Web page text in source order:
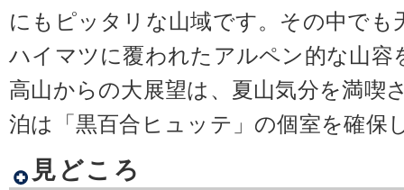
にもピッタリな山域です。その中でも
ハイマツに覆われたアルペン的な山容
高山からの大展望は、夏山気分を満喫
泊は「黒百合ヒュッテ」の個室を確保
見どころ